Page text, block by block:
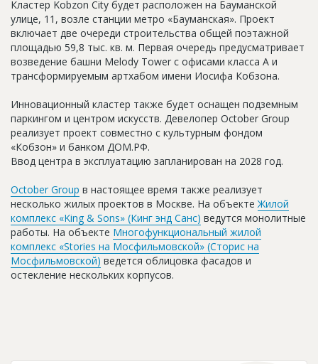
Личный кабинет
Кластер Kobzon City будет расположен на Бауманской
улице, 11, возле станции метро «Бауманская». Проект
включает две очереди строительства общей поэтажной
площадью 59,8 тыс. кв. м. Первая очередь предусматривает
возведение башни Melody Tower с офисами класса А и
трансформируемым артхабом имени Иосифа Кобзона.
Инновационный кластер также будет оснащен подземным
паркингом и центром искусств. Девелопер October Group
реализует проект совместно с культурным фондом
«Кобзон» и банком ДОМ.РФ.
Ввод центра в эксплуатацию запланирован на 2028 год.
October Group в настоящее время также реализует
несколько жилых проектов в Москве. На объектеЖилой
комплекс «King & Sons» (Кинг энд Санс) ведутся монолитные
работы. На объекте Многофункциональный жилой
комплекс «Stories на Мосфильмовской» (Сторис на
Мосфильмовской) ведется облицовка фасадов и
остекление нескольких корпусов.